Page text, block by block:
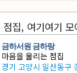
점집, 여기여기 모
금하서원 금하랑
마음을 울리는 점집
경기 고양시 일산동구